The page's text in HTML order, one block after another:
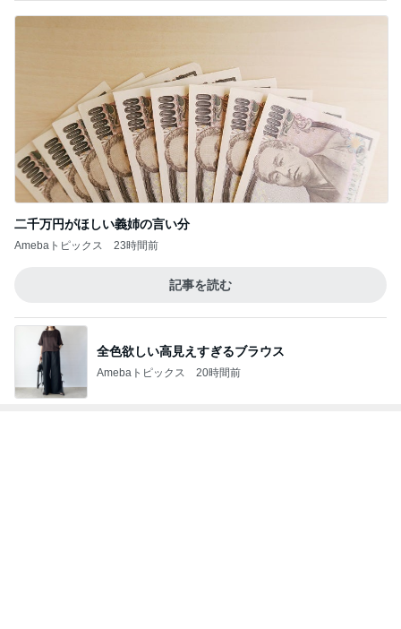
二千万円がほしい義姉の言い分
Amebaトピックス 23時間前
記事を読む
全色欲しい高見えすぎるブラウス
Amebaトピックス 20時間前